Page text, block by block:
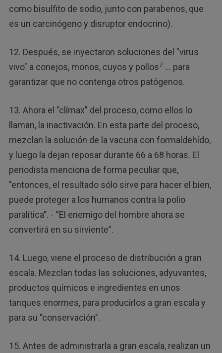
como bisulfito de sodio, junto con parabenos, que
es un carcinógeno y disruptor endocrino).
12. Después, se inyectaron soluciones del "virus
vivo" a conejos, monos, cuyos y pollos7 … para
garantizar que no contenga otros patógenos.
13. Ahora el "clímax" del proceso, como ellos lo
llaman, la inactivación. En esta parte del proceso,
mezclan la solución de la vacuna con formaldehído,
y luego la dejan reposar durante 66 a 68 horas. El
periodista menciona de forma peculiar que,
"entonces, el resultado sólo sirve para hacer el bien,
puede proteger a los humanos contra la polio
paralítica". - “El enemigo del hombre ahora se
convertirá en su sirviente”.
14. Luego, viene el proceso de distribución a gran
escala. Mezclan todas las soluciones, adyuvantes,
productos químicos e ingredientes en unos
tanques enormes, para producirlos a gran escala y
para su "conservación".
15. Antes de administrarla a gran escala, realizan un